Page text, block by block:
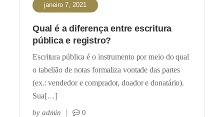
janeiro 7, 2021
Qual é a diferença entre escritura
pública e registro?
Escritura pública é o instrumento por meio do qual
o tabelião de notas formaliza vontade das partes
(ex.: vendedor e comprador, doador e donatário).
Sua[…]
by admin 0